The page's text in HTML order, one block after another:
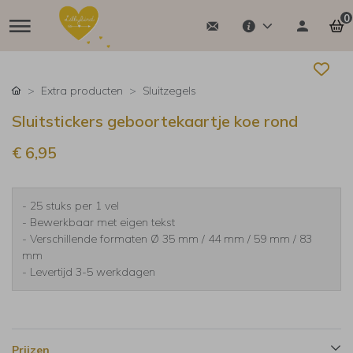
0
Extra producten Sluitzegels
Sluitstickers geboortekaartje koe rond
€ 6,95
- 25 stuks per 1 vel
- Bewerkbaar met eigen tekst
- Verschillende formaten Ø 35 mm / 44 mm / 59 mm / 83
mm
- Levertijd 3-5 werkdagen
Prijzen